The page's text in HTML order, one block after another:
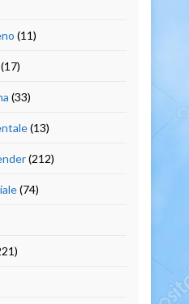
(11)
(17)
(33)
(13)
(212)
(74)